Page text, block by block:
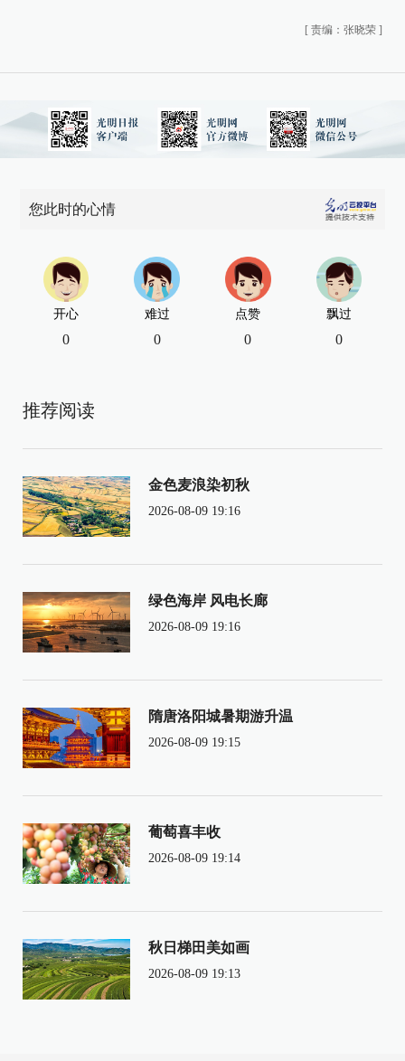
[ 责编：张晓荣 ]
您此时的心情
开心
0
难过
0
点赞
0
飘过
0
推荐阅读
金色麦浪染初秋
2026-08-09 19:16
绿色海岸 风电长廊
2026-08-09 19:16
隋唐洛阳城暑期游升温
2026-08-09 19:15
葡萄喜丰收
2026-08-09 19:14
秋日梯田美如画
2026-08-09 19:13